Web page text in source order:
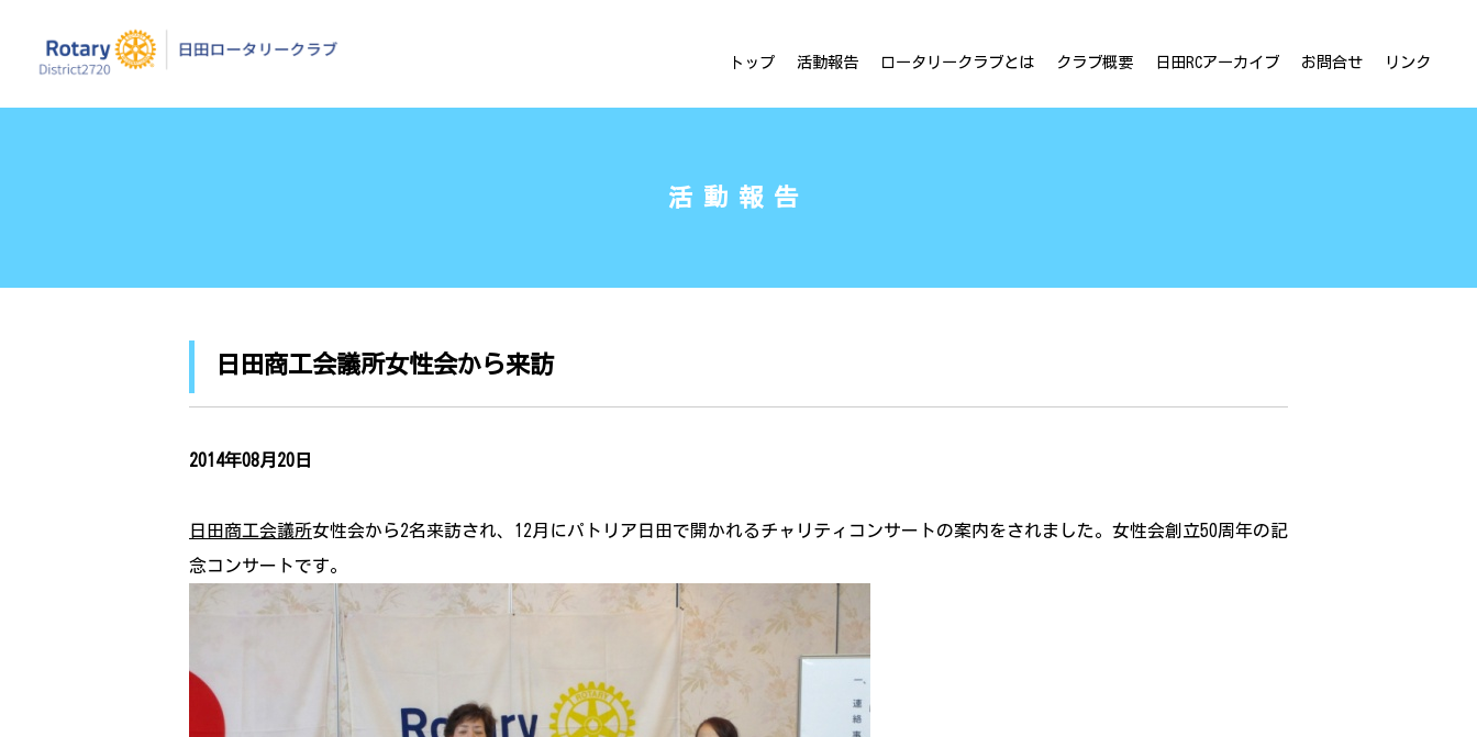
トップ 活動報告 ロータリークラブとは クラブ概要 日田RCアーカイブ お問合せ リンク
活動報告
日田商工会議所女性会から来訪
2014年08月20日
日田商工会議所女性会から2名来訪され、12月にパトリア日田で開かれるチャリティコンサートの案内をされました。女性会創立50周年の記
念コンサートです。